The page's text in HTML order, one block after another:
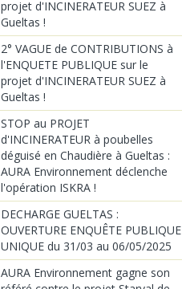
projet d'INCINERATEUR SUEZ à
Gueltas !
2° VAGUE de CONTRIBUTIONS à
l'ENQUETE PUBLIQUE sur le
projet d'INCINERATEUR SUEZ à
Gueltas !
STOP au PROJET
d'INCINERATEUR à poubelles
déguisé en Chaudière à Gueltas :
AURA Environnement déclenche
l'opération ISKRA !
DECHARGE GUELTAS :
OUVERTURE ENQUÊTE PUBLIQUE
UNIQUE du 31/03 au 06/05/2025
AURA Environnement gagne son